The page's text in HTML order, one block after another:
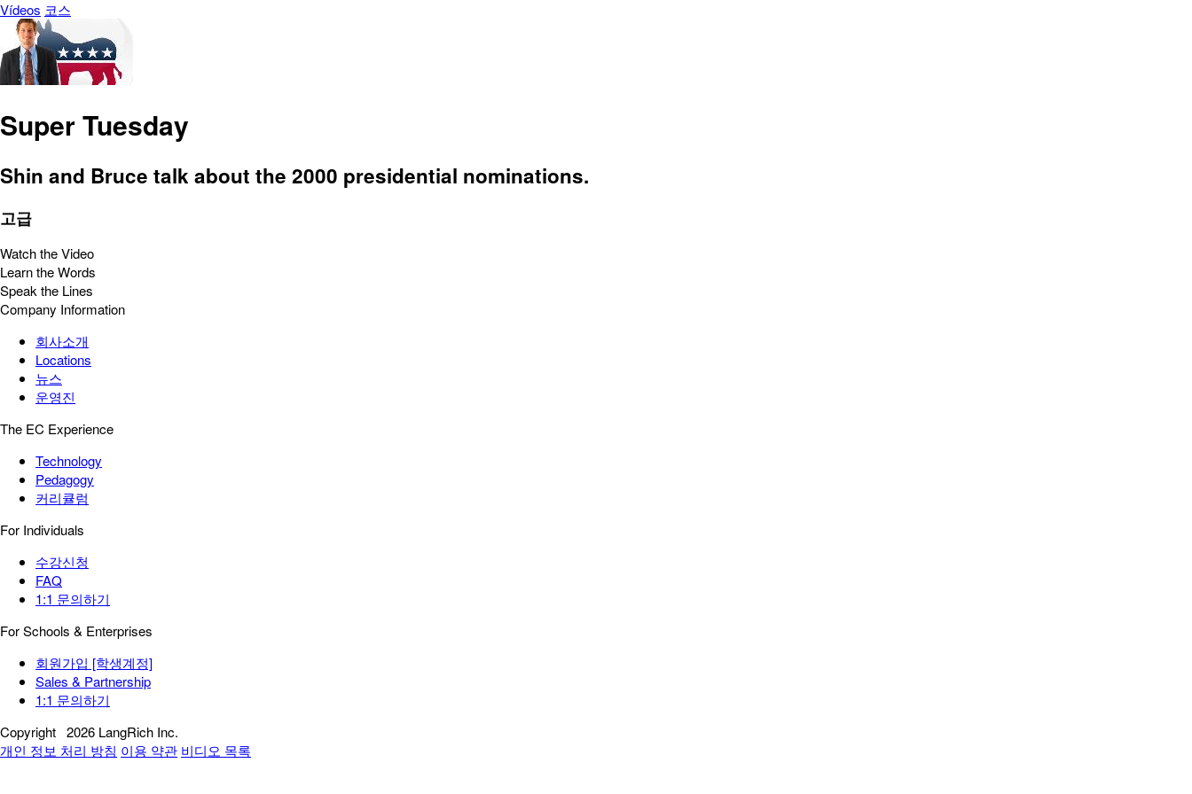
Vídeos 코스
Super Tuesday
Shin and Bruce talk about the 2000 presidential nominations.
고급
Watch the Video
Learn the Words
Speak the Lines
Company Information
회사소개
Locations
뉴스
운영진
The EC Experience
Technology
Pedagogy
커리큘럼
For Individuals
수강신청
FAQ
1:1 문의하기
For Schools & Enterprises
회원가입 [학생계정]
Sales & Partnership
1:1 문의하기
Copyright 2026 LangRich Inc.
개인 정보 처리 방침 이용 약관 비디오 목록